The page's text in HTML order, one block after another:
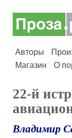
Авторы
Магазин
О
22-й
Владимир